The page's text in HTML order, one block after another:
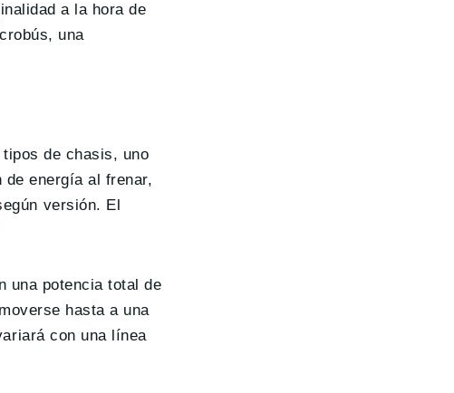
a la hora de
una
de chasis, uno
energía al frenar,
versión. El
una potencia total de
hasta a una
con una línea